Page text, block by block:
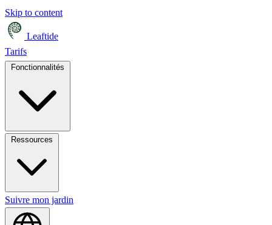
Skip to content
Leaftide
Tarifs
Suivre mon jardin